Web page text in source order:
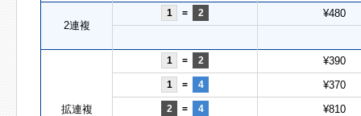
2連複
1 = 2 ¥480
拡連複
1 = 2 ¥390
1 = 4 ¥370
2 = 4 ¥810